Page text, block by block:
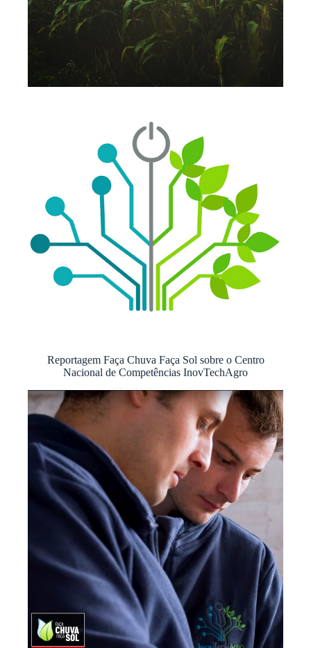
Reportagem Faça Chuva Faça Sol sobre o Centro
Nacional de Competências InovTechAgro